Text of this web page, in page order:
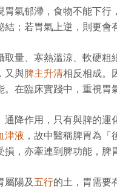
胃氣郁滯，食物不能下
；若胃氣上逆，則更會
取量、寒熱溫涼、軟硬
又與脾主升清相反相成。
在臨床實踐中，重視胃
通降作用，只有與脾的
津液 ，故中醫稱脾胃為
，亦牽連到脾功能，脾
屬陽及五行的土，胃需要